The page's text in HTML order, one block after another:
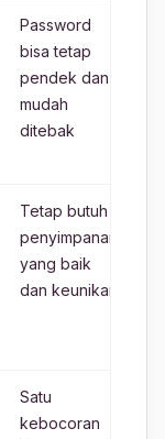
Password
bisa tetap
pendek dan
mudah
ditebak
Tetap butuh
penyimpanan
yang baik
dan keunikan
Satu
kebocoran